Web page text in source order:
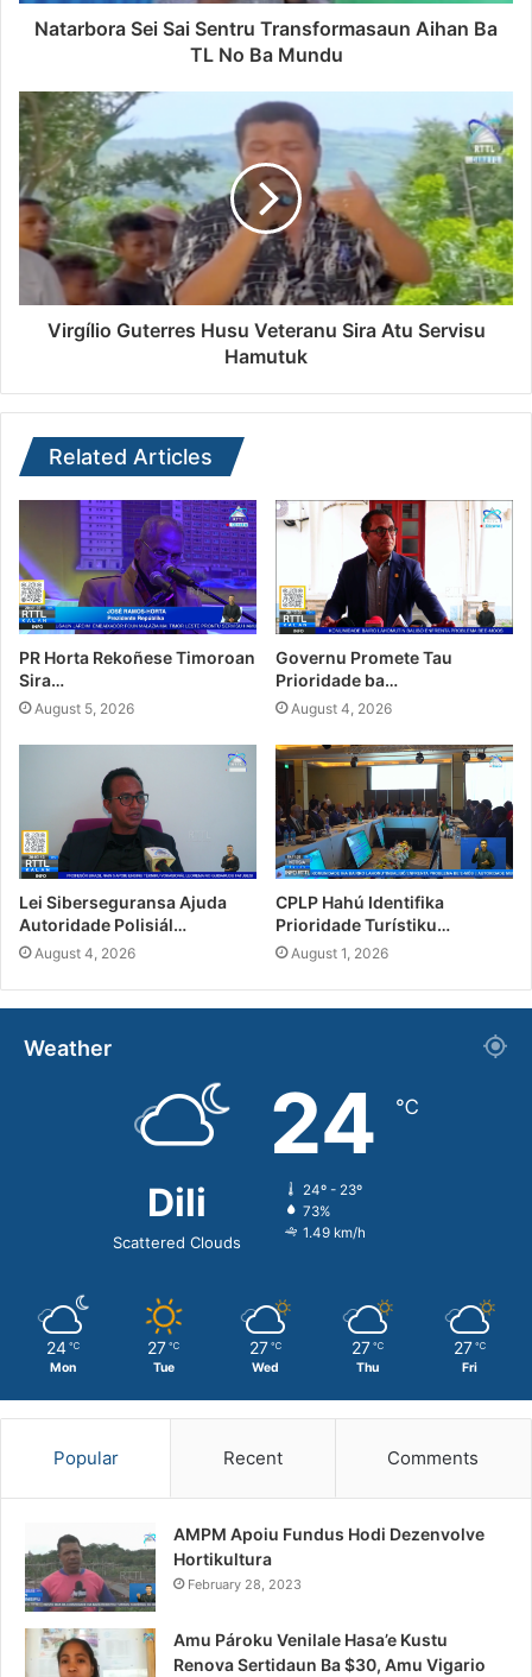
Natarbora Sei Sai Sentru Transformasaun Aihan Ba
TL No Ba Mundu
Virgílio Guterres Husu Veteranu Sira Atu Servisu
Hamutuk
Related Articles
PR Horta Rekoñese Timoroan
Sira…
August 5, 2026
Governu Promete Tau
Prioridade ba…
August 4, 2026
Lei Siberseguransa Ajuda
Autoridade Polisiál…
August 4, 2026
CPLP Hahú Identifika
Prioridade Turístiku…
August 1, 2026
Weather
Dili
Scattered Clouds
24 ℃
24º - 23º
73%
1.49 km/h
24 ℃
Mon
27 ℃
Tue
27 ℃
Wed
27 ℃
Thu
27 ℃
Fri
Popular Recent Comments
AMPM Apoiu Fundus Hodi Dezenvolve
Hortikultura
February 28, 2023
Amu Pároku Venilale Hasa’e Kustu
Renova Sertidaun Ba $30, Amu Vigario